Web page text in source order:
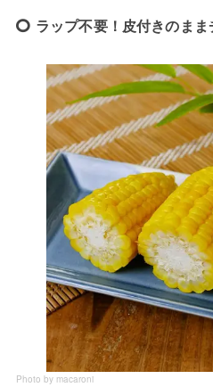
ラップ不要！皮付きのま
Photo by macaroni